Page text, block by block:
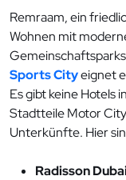
Remraam, ein
Wohnen mit
Sports Cityeignet
Es gibt keine Hotels
Stadtteile Motor
Unterkünfte. Hier
Radisson